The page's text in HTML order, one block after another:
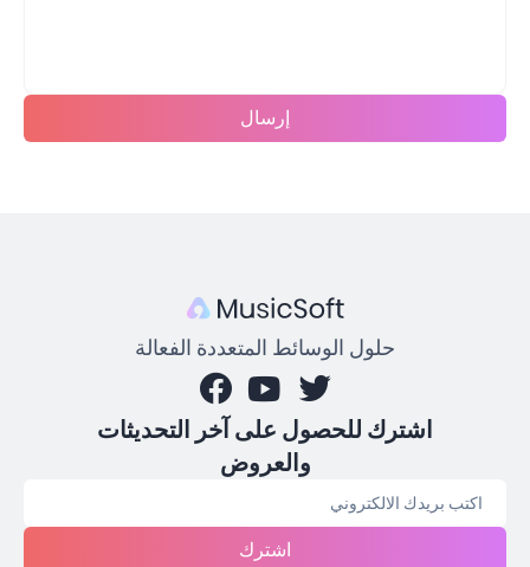
إرسال
حلول الوسائط المتعددة الفعالة
اشترك للحصول على آخر التحديثات
والعروض
اشترك